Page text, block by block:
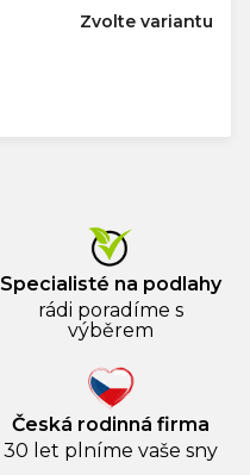
Zvolte variantu
Specialisté na podlahy
rádi poradíme s
výběrem
Česká rodinná firma
30 let plníme vaše sny